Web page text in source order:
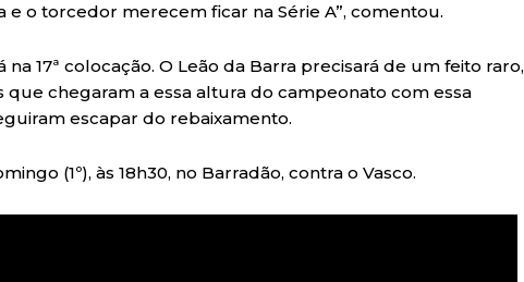
e o torcedor merecem ficar na Série A”, comentou.
17ª colocação. O Leão da Barra precisará de um feito raro,
que chegaram a essa altura do campeonato com essa
escapar do rebaixamento.
(1º), às 18h30, no Barradão, contra o Vasco.